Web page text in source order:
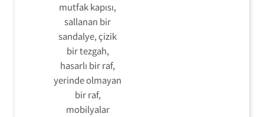
mutfak kapısı,
sallanan bir
sandalye, çizik
bir tezgah,
hasarlı bir raf,
yerinde olmayan
bir raf,
mobilyalar